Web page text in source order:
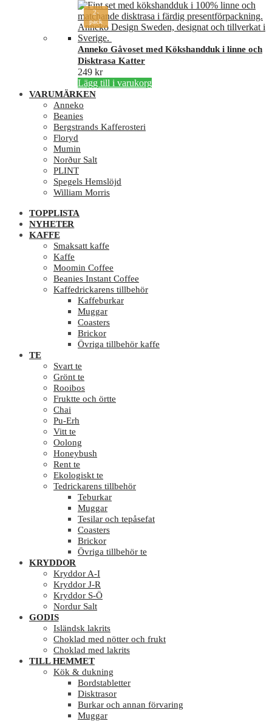
2-
pack
Anneko Gåvoset med Kökshandduk i linne och
Disktrasa Katter
249 kr
Lägg till i varukorg
VARUMÄRKEN
Anneko
Beanies
Bergstrands Kafferosteri
Floryd
Mumin
Norður Salt
PLINT
Spegels Hemslöjd
William Morris
TOPPLISTA
NYHETER
KAFFE
Smaksatt kaffe
Kaffe
Moomin Coffee
Beanies Instant Coffee
Kaffedrickarens tillbehör
Kaffeburkar
Muggar
Coasters
Brickor
Övriga tillbehör kaffe
TE
Svart te
Grönt te
Rooibos
Fruktte och örtte
Chai
Pu-Erh
Vitt te
Oolong
Honeybush
Rent te
Ekologiskt te
Tedrickarens tillbehör
Teburkar
Muggar
Tesilar och tepåsefat
Coasters
Brickor
Övriga tillbehör te
KRYDDOR
Kryddor A-I
Kryddor J-R
Kryddor S-Ö
Nordur Salt
GODIS
Isländsk lakrits
Choklad med nötter och frukt
Choklad med lakrits
TILL HEMMET
Kök & dukning
Bordstabletter
Disktrasor
Burkar och annan förvaring
Muggar